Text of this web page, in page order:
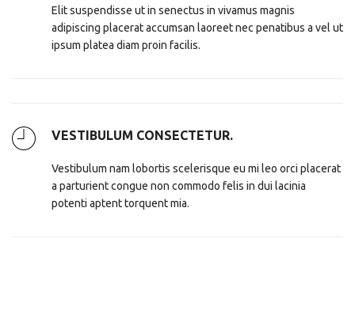
Elit suspendisse ut in senectus in vivamus magnis
adipiscing placerat accumsan laoreet nec penatibus a vel ut
ipsum platea diam proin facilis.
VESTIBULUM CONSECTETUR.
Vestibulum nam lobortis scelerisque eu mi leo orci placerat
a parturient congue non commodo felis in dui lacinia
potenti aptent torquent mia.